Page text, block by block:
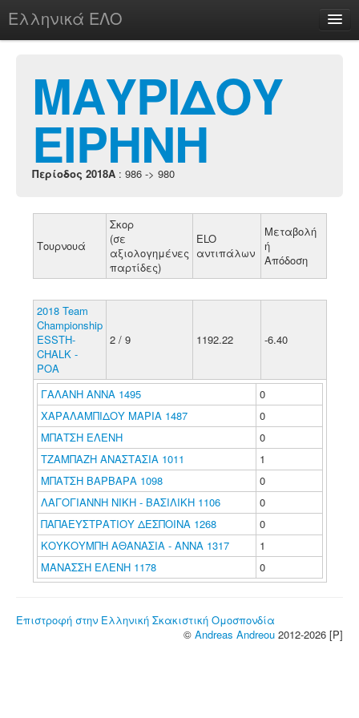
Ελληνικά ΕΛΟ
chesstu.be @ discord
Login
ΜΑΥΡΙΔΟΥ
ΕΙΡΗΝΗ
Περίοδος 2018A : 986 -> 980
Τουρνουά
Σκορ
(σε
αξιολογημένες
παρτίδες)
ELO
αντιπάλων
Μεταβολή
ή
Απόδοση
2018 Team
Championship
ESSTH-
CHALK -
POA
2 / 9 1192.22 -6.40
ΓΑΛΑΝΗ ΑΝΝΑ 1495
0
ΧΑΡΑΛΑΜΠΙΔΟΥ ΜΑΡΙΑ 1487
0
ΜΠΑΤΣΗ ΕΛΕΝΗ
0
ΤΖΑΜΠΑΖΗ ΑΝΑΣΤΑΣΙΑ 1011
1
ΜΠΑΤΣΗ ΒΑΡΒΑΡΑ 1098
0
ΛΑΓΟΓΙΑΝΝΗ ΝΙΚΗ - ΒΑΣΙΛΙΚΗ 1106
0
ΠΑΠΑΕΥΣΤΡΑΤΙΟΥ ΔΕΣΠΟΙΝΑ 1268
0
ΚΟΥΚΟΥΜΠΗ ΑΘΑΝΑΣΙΑ - ΑΝΝΑ 1317
1
ΜΑΝΑΣΣΗ ΕΛΕΝΗ 1178
0
Επιστροφή στην Ελληνική Σκακιστική Ομοσπονδία
© Andreas Andreou 2012-2026 [P]